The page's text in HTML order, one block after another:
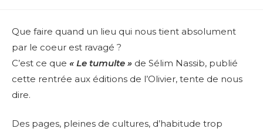
Que faire quand un lieu qui nous tient absolument
par le coeur est ravagé ?
C’est ce que « Le tumulte » de Sélim Nassib, publié
cette rentrée aux éditions de l’Olivier, tente de nous
dire.
Des pages, pleines de cultures, d’habitude trop